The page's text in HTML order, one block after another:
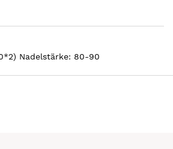
Nadelstärke: 80-90